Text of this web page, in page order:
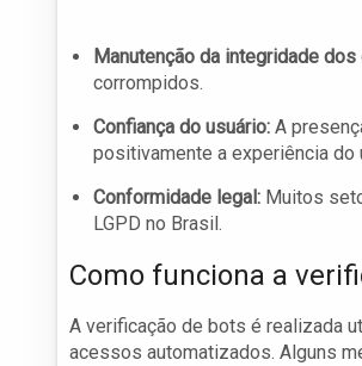
Manutenção da integridade dos
corrompidos.
Confiança do usuário: A
positivamente a experiência do
Conformidade legal: Muitos
LGPD no Brasil.
Como funciona a
A verificação de bots é realizada
acessos automatizados. Alguns